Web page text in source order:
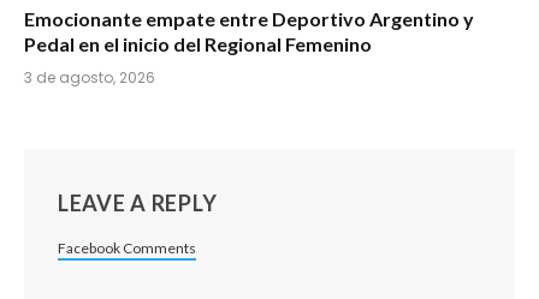
Emocionante empate entre Deportivo Argentino y
Pedal en el inicio del Regional Femenino
3 de agosto, 2026
LEAVE A REPLY
Facebook Comments